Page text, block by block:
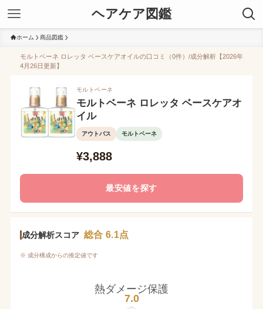
ヘアケア図鑑
ホーム 商品図鑑
モルトベーネ ロレッタ ベースケアオイルの口コミ（0件）/成分解析【2026年
4月26日更新】
モルトベーネ
モルトベーネ ロレッタ ベースケアオ
イル
アウトバス モルトベーネ
¥3,888
最安値を探す
成分解析スコア 総合 6.1点
※ 成分構成からの推定値です
熱ダメージ保護
7.0